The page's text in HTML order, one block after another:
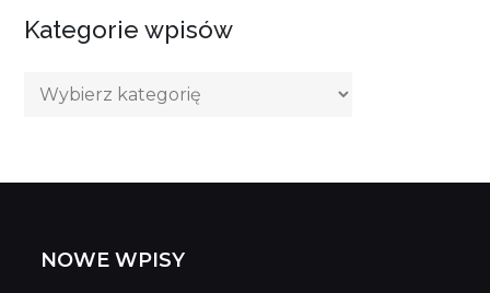
Kategorie wpisów
Kategorie
NOWE WPISY